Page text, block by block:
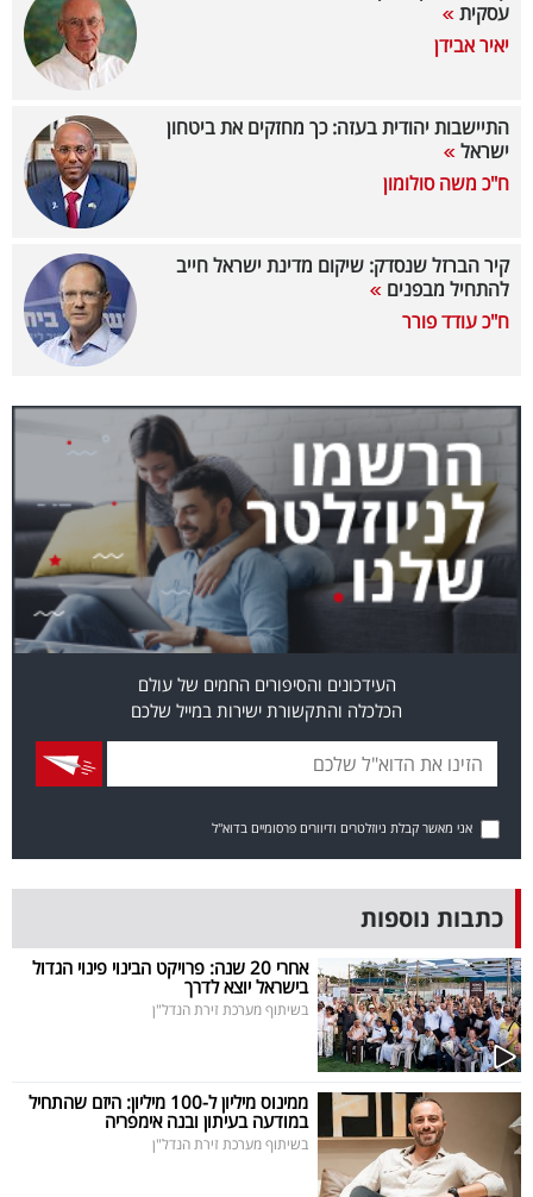
40
ניוזלטרים
מייל
אדום
אחרינו:
עסקית
יאיר אבידן
התיישבות יהודית בעזה: כך מחזקים את ביטחון
ישראל
ח"כ משה סולומון
קיר הברזל שנסדק: שיקום מדינת ישראל חייב
להתחיל מבפנים
ח"כ עודד פורר
העידכונים והסיפורים החמים של עולם
הכלכלה והתקשורת ישירות במייל שלכם
אני מאשר קבלת ניוזלטרים ודיוורים פרסומיים בדוא"ל
כתבות נוספות
אחרי 20 שנה: פרויקט הבינוי פינוי הגדול
בישראל יוצא לדרך
בשיתוף מערכת זירת הנדל"ן
ממינוס מיליון ל-100 מיליון: היזם שהתחיל
במודעה בעיתון ובנה אימפריה
בשיתוף מערכת זירת הנדל"ן